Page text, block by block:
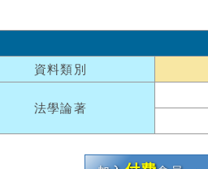
資料類別
法學論著